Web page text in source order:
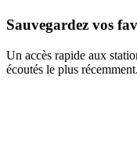
Sauvegardez vos
Un accès rapide aux
écoutés le plus récemment.